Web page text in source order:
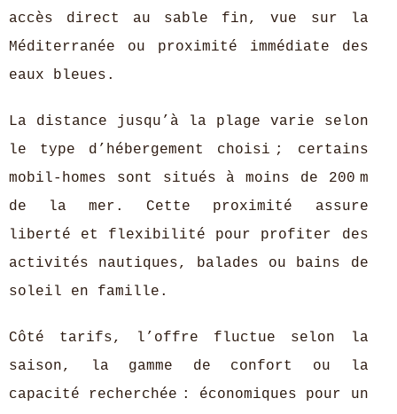
accès direct au sable fin, vue sur la
Méditerranée ou proximité immédiate des
eaux bleues.
La distance jusqu’à la plage varie selon
le type d’hébergement choisi ; certains
mobil-homes sont situés à moins de 200 m
de la mer. Cette proximité assure
liberté et flexibilité pour profiter des
activités nautiques, balades ou bains de
soleil en famille.
Côté tarifs, l’offre fluctue selon la
saison, la gamme de confort ou la
capacité recherchée : économiques pour un